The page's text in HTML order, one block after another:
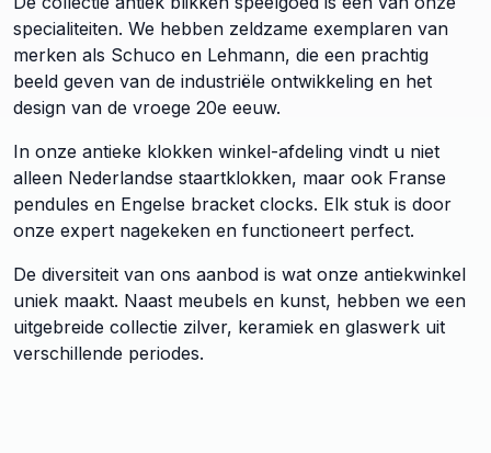
specialiteiten. We hebben zeldzame exemplaren van
merken als Schuco en Lehmann, die een prachtig
beeld geven van de industriële ontwikkeling en het
design van de vroege 20e eeuw.
In onze antieke klokken winkel-afdeling vindt u niet
alleen Nederlandse staartklokken, maar ook Franse
pendules en Engelse bracket clocks. Elk stuk is door
onze expert nagekeken en functioneert perfect.
De diversiteit van ons aanbod is wat onze antiekwinkel
uniek maakt. Naast meubels en kunst, hebben we een
uitgebreide collectie zilver, keramiek en glaswerk uit
verschillende periodes.